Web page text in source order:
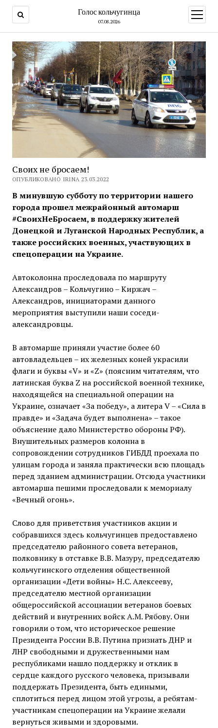
Голос кольчугинца
07.08.2026
меню
Своих не бросаем!
ОПУБЛИКОВАНО IRINA 23.03.2022
В минувшую субботу по территории нашего
города прошел межрайонный автомарш
#СвоихНеБросаем, в поддержку жителей
Донецкой и Луганской Народных Республик, а
также российских военных, участвующих в
спецоперации на Украине.
Автоколонна проследовала по маршруту
Александров – Кольчугино – Киржач –
Александров, инициаторами данного
мероприятия выступили наши соседи-
александровцы.
В автомарше приняли участие более 60
автовладельцев – их железных коней украсили
флаги и буквы «V» и «Z» (поясним читателям, что
латинская буква Z на российской военной технике,
находящейся на специальной операции на
Украине, означает «За победу», а литера V – «Сила в
правде» и «Задача будет выполнена» – такое
объяснение дало Министерство обороны РФ).
Внушительных размеров колонна в
сопровождении сотрудников ГИБДД проехала по
улицам города и заняла практически всю площадь
перед зданием администрации. Отсюда участники
автомарша пешими проследовали к мемориалу
«Вечный огонь».
Слово для приветствия участников акции и
собравшихся здесь кольчугинцев предоставлено
председателю районного совета ветеранов,
полковнику в отставке В.В. Мазуру, председателю
кольчугинского отделения общественной
организации «Дети войны» Н.С. Алексееву,
председателю местной организации
общероссийской ассоциации ветеранов боевых
действий и внутренних войск А.М. Рябову. Они
говорили о том, что историческое решение
Президента России В.В. Путина признать ДНР и
ЛНР свободными и дружественными нам
республиками нашло поддержку и отклик в
сердце каждого русского человека, призывали
поддержать Президента, быть едиными,
сплотиться перед лицом этой угрозы, а ребятам-
участникам спецоперации на Украине желали
вернуться живыми и здоровыми.